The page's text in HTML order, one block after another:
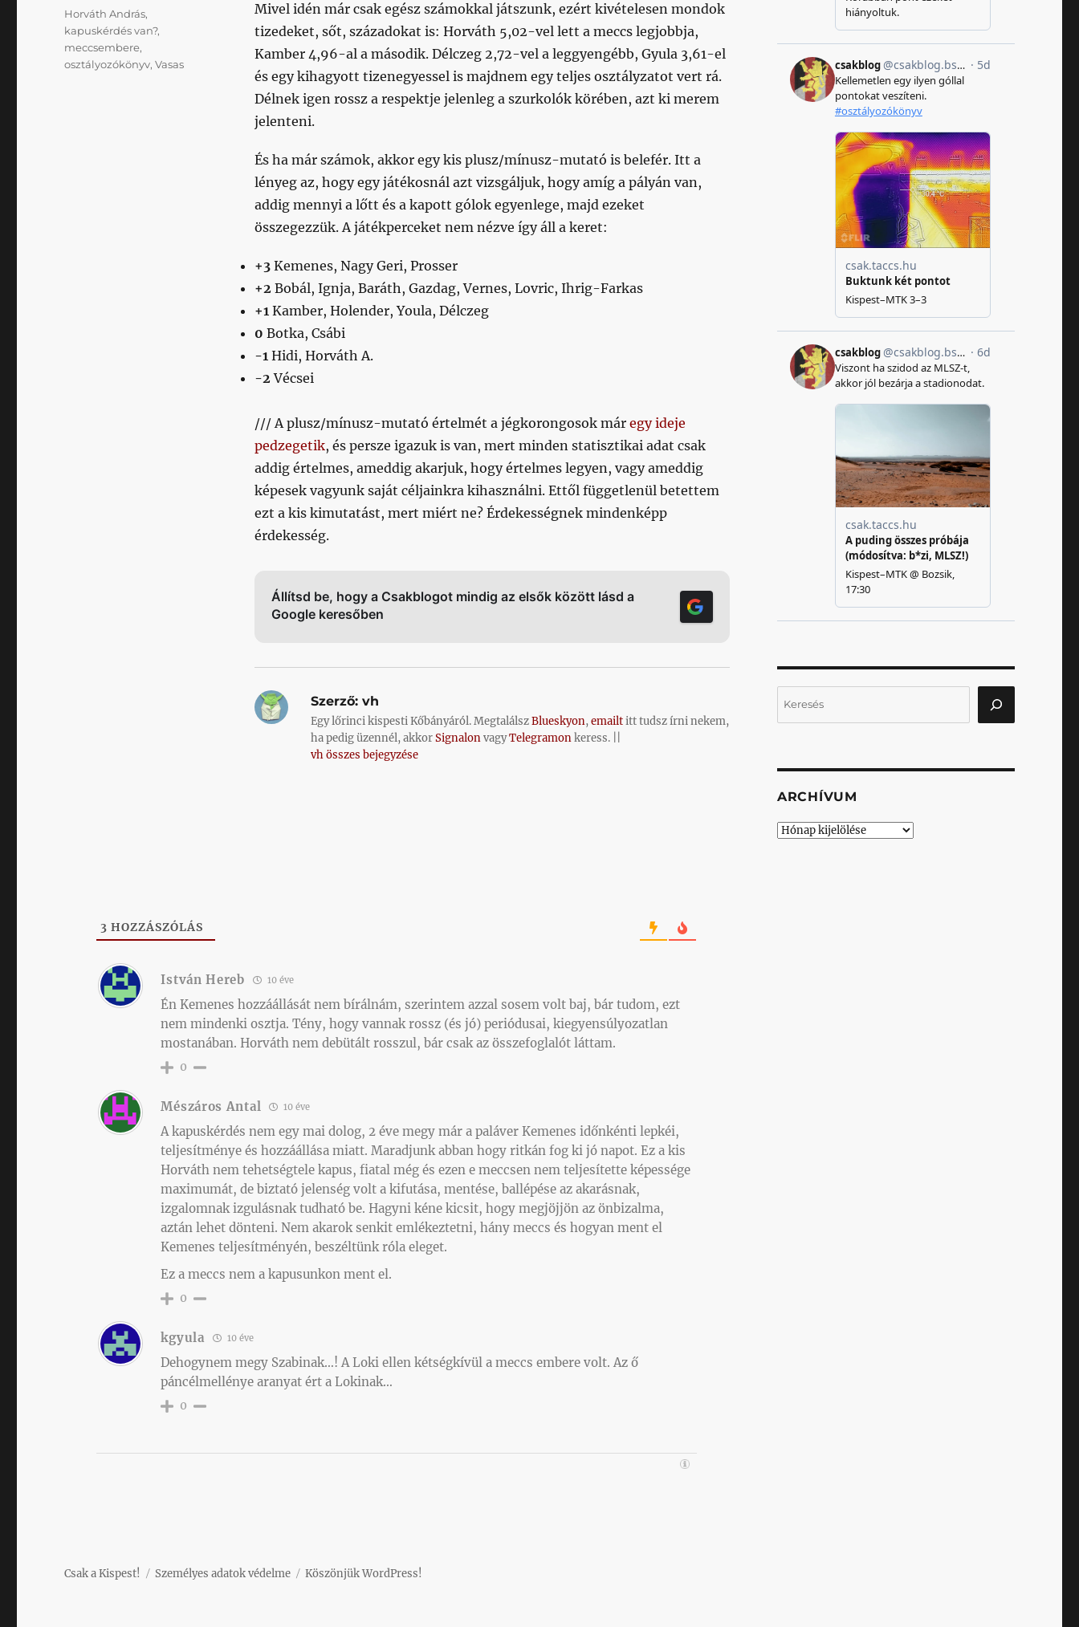
Mivel idén már csak egész számokkal játszunk, ezért kivételesen mondok
tizedeket, sőt, századokat is: Horváth 5,02-vel lett a meccs legjobbja,
Kamber 4,96-al a második. Délczeg 2,72-vel a leggyengébb, Gyula 3,61-el
és egy kihagyott tizenegyessel is majdnem egy teljes osztályzatot vert rá.
Délnek igen rossz a respektje jelenleg a szurkolók körében, azt ki merem
jelenteni.
És ha már számok, akkor egy kis plusz/mínusz-mutató is belefér. Itt a
lényeg az, hogy egy játékosnál azt vizsgáljuk, hogy amíg a pályán van,
addig mennyi a lőtt és a kapott gólok egyenlege, majd ezeket
összegezzük. A játékperceket nem nézve így áll a keret:
+3Kemenes, Nagy Geri, Prosser
+2Bobál, Ignja, Baráth, Gazdag, Vernes, Lovric, Ihrig-Farkas
+1Kamber, Holender, Youla, Délczeg
0 Botka, Csábi
-1Hidi, Horváth A.
-2Vécsei
/// A plusz/mínusz-mutató értelmét a jégkorongosok már egy ideje
pedzegetik, és persze igazuk is van, mert minden statisztikai adat csak
addig értelmes, ameddig akarjuk, hogy értelmes legyen, vagy ameddig
képesek vagyunk saját céljainkra kihasználni. Ettől függetlenül betettem
ezt a kis kimutatást, mert miért ne? Érdekességnek mindenképp
érdekesség.
Állítsd be, hogy a Csakblogot mindig az elsők között lásd a
Google keresőben
Szerző:vh
Egy lőrinci kispesti Kőbányáról. MegtalálszBlueskyon,emailtitt tudsz írni nekem,
ha pedig üzennél, akkorSignalonvagyTelegramonkeress. ||
vh összes bejegyzése
Címke
Horváth András,
kapuskérdés van?,
meccsembere,
osztályozókönyv,Vasas
3 HOZZÁSZÓLÁS
István Hereb 10 éve
Én Kemenes hozzáállását nem bírálnám, szerintem azzal sosem volt baj, bár tudom, ezt
nem mindenki osztja. Tény, hogy vannak rossz (és jó) periódusai, kiegyensúlyozatlan
mostanában. Horváth nem debütált rosszul, bár csak az összefoglalót láttam.
0
Mészáros Antal 10 éve
A kapuskérdés nem egy mai dolog, 2 éve megy már a paláver Kemenes időnkénti lepkéi,
teljesítménye és hozzáállása miatt. Maradjunk abban hogy ritkán fog ki jó napot. Ez a kis
Horváth nem tehetségtele kapus, fiatal még és ezen e meccsen nem teljesítette képessége
maximumát, de biztató jelenség volt a kifutása, mentése, ballépése az akarásnak,
izgalomnak izgulásnak tudható be. Hagyni kéne kicsit, hogy megjöjjön az önbizalma,
aztán lehet dönteni. Nem akarok senkit emlékeztetni, hány meccs és hogyan ment el
Kemenes teljesítményén, beszéltünk róla eleget.
Ez a meccs nem a kapusunkon ment el.
0
kgyula 10 éve
Dehogynem megy Szabinak…! A Loki ellen kétségkívül a meccs embere volt. Az ő
páncélmellénye aranyat ért a Lokinak…
0
ARCHÍVUM
Archívum
Csak a Kispest! Személyes adatok védelme Köszönjük WordPress!